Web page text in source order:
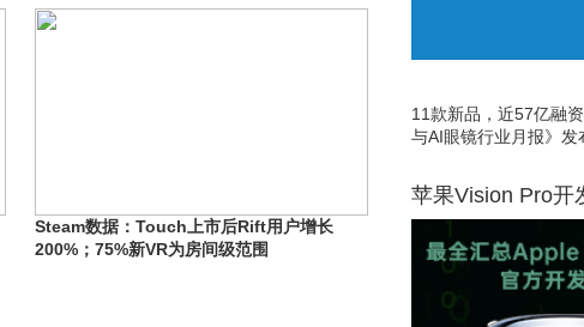
Steam数据：Touch上市后Rift用户增长
200%；75%新VR为房间级范围
11款新品，近57亿融
与AI眼镜行业月报》发
苹果Vision Pro开